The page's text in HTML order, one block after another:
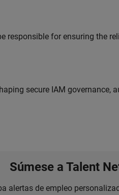
responsible for ensuring the
secure IAM governance,
Súmese a Talent
alertas de empleo